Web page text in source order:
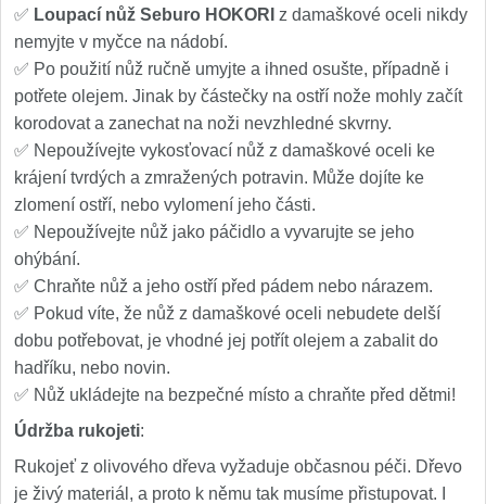
✅ Loupací nůž Seburo HOKORI z damaškové oceli nikdy
nemyjte v myčce na nádobí.
✅ Po použití nůž ručně umyjte a ihned osušte, případně i
potřete olejem. Jinak by částečky na ostří nože mohly začít
korodovat a zanechat na noži nevzhledné skvrny.
✅ Nepoužívejte vykosťovací nůž z damaškové oceli ke
krájení tvrdých a zmražených potravin. Může dojíte ke
zlomení ostří, nebo vylomení jeho části.
✅ Nepoužívejte nůž jako páčidlo a vyvarujte se jeho
ohýbání.
✅ Chraňte nůž a jeho ostří před pádem nebo nárazem.
✅ Pokud víte, že nůž z damaškové oceli nebudete delší
dobu potřebovat, je vhodné jej potřít olejem a zabalit do
hadříku, nebo novin.
✅ Nůž ukládejte na bezpečné místo a chraňte před dětmi!
Údržba rukojeti:
Rukojeť z olivového dřeva vyžaduje občasnou péči. Dřevo
je živý materiál, a proto k němu tak musíme přistupovat. I